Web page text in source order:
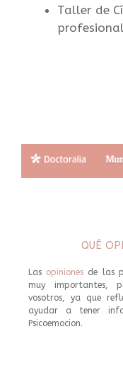
Taller de
QUÉ
Las opiniones de las
muy importantes,
vosotros, ya que
ayudar a tener
Psicoemocion.